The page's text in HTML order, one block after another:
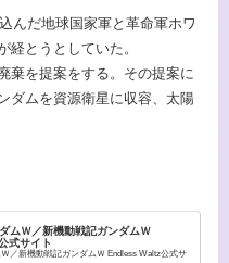
んだ地球国家軍と革命軍ホワ
経とうとしていた。
棄を提案をする。その提案に
ダムを資源衛星に収容、太陽
ムＷ／新機動戦記ガンダムＷ
式サイト
／新機動戦記ガンダムＷ Endless Waltz公式サ